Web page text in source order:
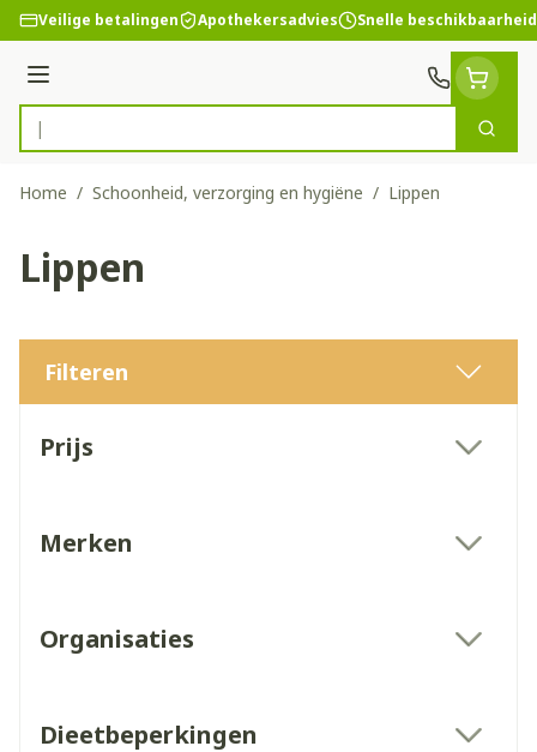
Ga naar de inhoud
Veilige betalingen Apothekersadvies Snelle beschikbaarheid
Menu
Product, merk, categorie...
Zoek
Home / Schoonheid, verzorging en hygiëne / Lippen
Lippen
Filteren
Prijs
Merken
Organisaties
Dieetbeperkingen